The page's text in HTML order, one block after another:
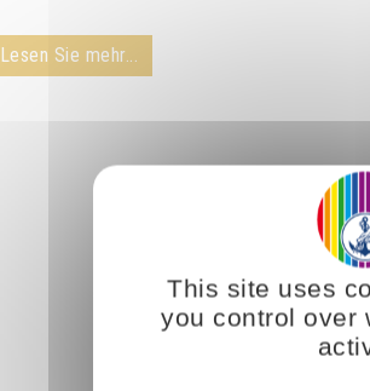
Lesen Sie mehr...
This site uses
you control over